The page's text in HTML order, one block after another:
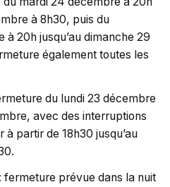
à 8h30, puis du
20h jusqu’au dimanche 29
également toutes les
du lundi 23 décembre
avec des interruptions
partir de 18h30 jusqu’au
: fermeture prévue dans la nuit